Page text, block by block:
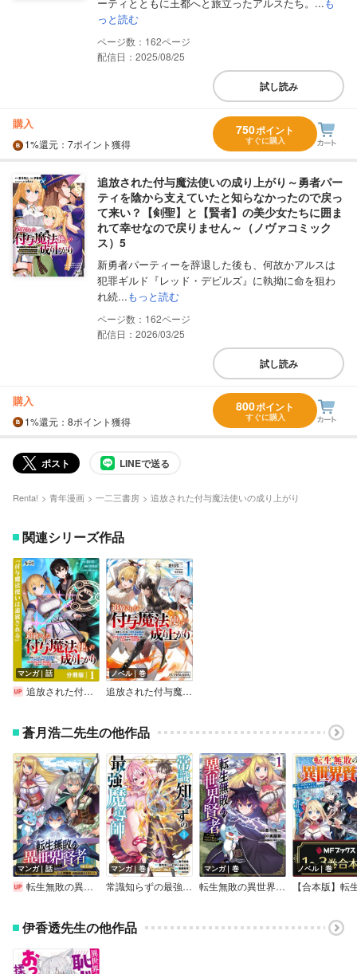
っと読む
162
配信日：2025/08/25
試し読み
購入
1%還元 ：7ポイント獲得
750ポイント
すぐに購入
追放された付与魔法使いの成り上がり～勇者パー
ティを陰から支えていたと知らなかったので戻っ
て来い？【剣聖】と【賢者】の美少女たちに囲ま
れて幸せなので戻りません～（ノヴァコミック
ス）5
新勇者パーティーを辞退した後も、何故かアルスは
犯罪ギルド『レッド・デビルズ』に執拗に命を狙わ
れ続...もっと読む
162
配信日：2026/03/25
試し読み
購入
1%還元 ：8ポイント獲得
800ポイント
すぐに購入
ポスト LINEで送る
Renta! 青年漫画 一二三書房 追放された付与魔法使いの成り上がり
関連シリーズ作品
マンガ｜話
追放された付与魔法使いの成り上がり【分冊版】
ノベル｜巻
追放された付与魔法使いの成り上がり～勇者パーティを陰から支えていたと知らなかったので戻って来い？【剣聖】と【賢者】の美少女たちに囲まれて幸せなので戻りません～
蒼月浩二先生の他作品
マンガ｜話
転生無敗の異世界賢者～ゲームのジョブで楽しいセカンドライフ～（話売り）
マンガ｜巻
常識知らずの最強魔導師【特典イラスト付き】
マンガ｜巻
転生無敗の異世界賢者～ゲームのジョブで楽しいセカンドライフ～【電子単行本】
ノベル｜巻
伊香透先生の他作品